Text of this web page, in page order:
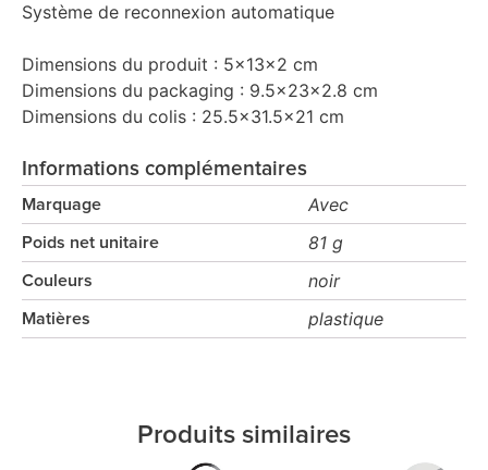
Système de reconnexion automatique
Dimensions du produit : 5x13x2 cm
Dimensions du packaging : 9.5x23x2.8 cm
Dimensions du colis : 25.5x31.5x21 cm
Informations complémentaires
Marquage Avec
Poids net unitaire 81 g
Couleurs noir
Matières plastique
Produits similaires